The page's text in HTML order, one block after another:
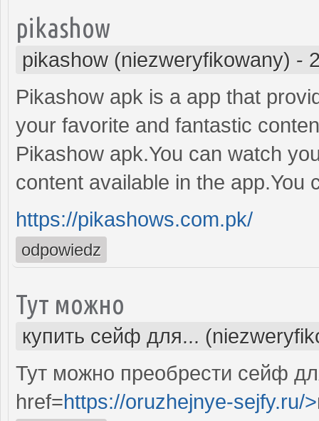
pikashow
pikashow (niezweryfikowany) -
Pikashow apk is a app that
your favorite and fantastic
Pikashow apk.You can watch
content available in the app.You
https://pikashows.com.pk/
odpowiedz
Тут можно
купить сейф для...
Тут можно преобрести сейф
href=https://oruzhejnye-sejfy.ru/>